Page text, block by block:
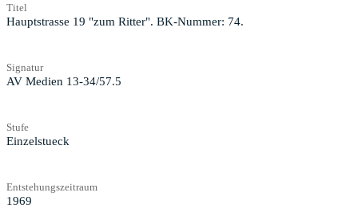
Titel
Hauptstrasse 19 "zum Ritter". BK-Nummer: 74.
Signatur
AV Medien 13-34/57.5
Stufe
Einzelstueck
Entstehungszeitraum
1969